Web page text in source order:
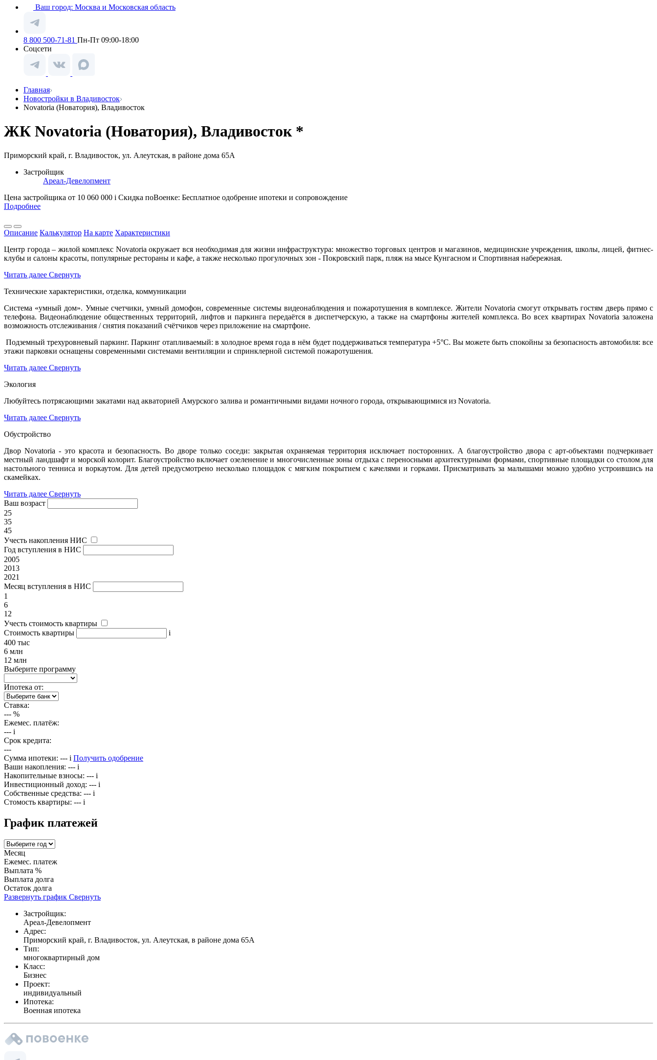
Ваш город: Москва и Московская область
8 800 500-71-81 Пн-Пт 09:00-18:00
Соцсети
Главная
Новостройки в Владивосток
Novatoria (Новатория), Владивосток
ЖК Novatoria (Новатория), Владивосток *
Приморский край, г. Владивосток, ул. Алеутская, в районе дома 65А
Застройщик
Ареал-Девелопмент
Цена застройщика от 10 060 000 i Скидка поВоенке: Бесплатное одобрение ипотеки и сопровождение
Подробнее
Описание Калькулятор На карте Характеристики
Центр города – жилой комплекс Novatoria окружает вся необходимая для жизни инфраструктура: множество торговых центров и магазинов, медицинские учреждения, школы, лицей, фитнес-
клубы и салоны красоты, популярные рестораны и кафе, а также несколько прогулочных зон - Покровский парк, пляж на мысе Кунгасном и Спортивная набережная.
Читать далее Свернуть
Технические характеристики, отделка, коммуникации
Система «умный дом». Умные счетчики, умный домофон, современные системы видеонаблюдения и пожаротушения в комплексе. Жители Novatoria смогут открывать гостям дверь прямо с
телефона. Видеонаблюдение общественных территорий, лифтов и паркинга передаётся в диспетчерскую, а также на смартфоны жителей комплекса. Во всех квартирах Novatoria заложена
возможность отслеживания / снятия показаний счётчиков через приложение на смартфоне.
Подземный трехуровневый паркинг. Паркинг отапливаемый: в холодное время года в нём будет поддерживаться температура +5°С. Вы можете быть спокойны за безопасность автомобиля: все
этажи парковки оснащены современными системами вентиляции и спринклерной системой пожаротушения.
Читать далее Свернуть
Экология
Любуйтесь потрясающими закатами над акваторией Амурского залива и романтичными видами ночного города, открывающимися из Novatoria.
Читать далее Свернуть
Обустройство
Двор Novatoria - это красота и безопасность. Во дворе только соседи: закрытая охраняемая территория исключает посторонних. А благоустройство двора с арт-объектами подчеркивает
местный ландшафт и морской колорит. Благоустройство включает озеленение и многочисленные зоны отдыха с переносными архитектурными формами, спортивные площадки со столом для
настольного тенниса и воркаутом. Для детей предусмотрено несколько площадок с мягким покрытием с качелями и горками. Присматривать за малышами можно удобно устроившись на
скамейках.
Читать далее Свернуть
Ваш возраст
25
35
45
Учесть накопления НИС
Год вступления в НИС
2005
2013
2021
Месяц вступления в НИС
1
6
12
Учесть стоимость квартиры
Стоимость квартиры
i
400 тыс
6 млн
12 млн
Выберите программу
Ипотека от:
Ставка:
--- %
Ежемес. платёж:
--- i
Срок кредита:
---
Сумма ипотеки: --- i Получить одобрение
Ваши накопления: --- i
Накопительные взносы: --- i
Инвестиционный доход: --- i
Собственные средства: --- i
Стомость квартиры: --- i
График платежей
Месяц
Ежемес. платеж
Выплата %
Выплата долга
Остаток долга
Развернуть график Свернуть
Застройщик:
Ареал-Девелопмент
Адрес:
Приморский край, г. Владивосток, ул. Алеутская, в районе дома 65А
Тип:
многоквартирный дом
Класс:
Бизнес
Проект:
индивидуальный
Ипотека:
Военная ипотека